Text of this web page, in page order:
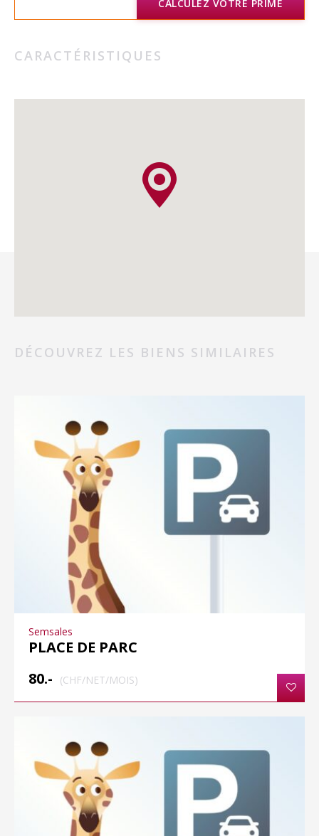
CALCULEZ VOTRE PRIME
CARACTÉRISTIQUES
DÉCOUVREZ LES BIENS SIMILAIRES
Semsales
PLACE DE PARC
80.-
(CHF/NET/MOIS)